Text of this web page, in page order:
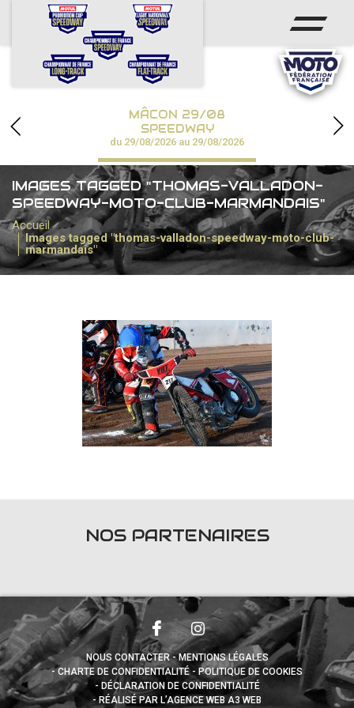
Appuyez sur le bouton partager en bas de votre
ACCUEIL
CALENDRIER
CHAMPIONNATS
RÉSULTATS
SPEEDWAY ACADÉMIE
PHOTOS / VIDÉOS
PARTENAIRES
MÂCON 29/08
SPEEDWAY
du 29/08/2026 au 29/08/2026
IMAGES TAGGED "THOMAS-VALLADON-
SPEEDWAY-MOTO-CLUB-MARMANDAIS"
Accueil
Images tagged "thomas-valladon-speedway-moto-club-
marmandais"
NOS PARTENAIRES
NOUS CONTACTER
MENTIONS LÉGALES
CHARTE DE CONFIDENTIALITÉ
POLITIQUE DE COOKIES
DÉCLARATION DE CONFIDENTIALITÉ
RÉALISÉ PAR L’AGENCE WEB A3 WEB